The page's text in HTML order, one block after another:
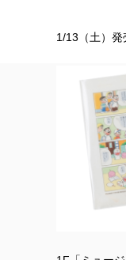
1/13（土）発